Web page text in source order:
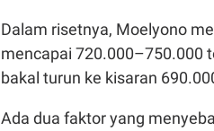
Dalam risetnya, Moelyono
mencapai 720.000–750.000
bakal turun ke kisaran
Ada dua faktor yang